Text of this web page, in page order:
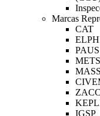
Marcas
CAT
PAUS
IGSP